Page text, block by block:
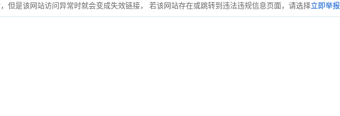
但是该网站访问异常时就会变成失效链接， 若该网站存在或跳转到违法违规信息页面，请选择立即举报